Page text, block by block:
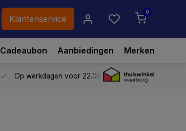
Klantenservice
0
Cadeaubon Aanbiedingen Merken
Op werkdagen voor 22.00 uur besteld,vandaag